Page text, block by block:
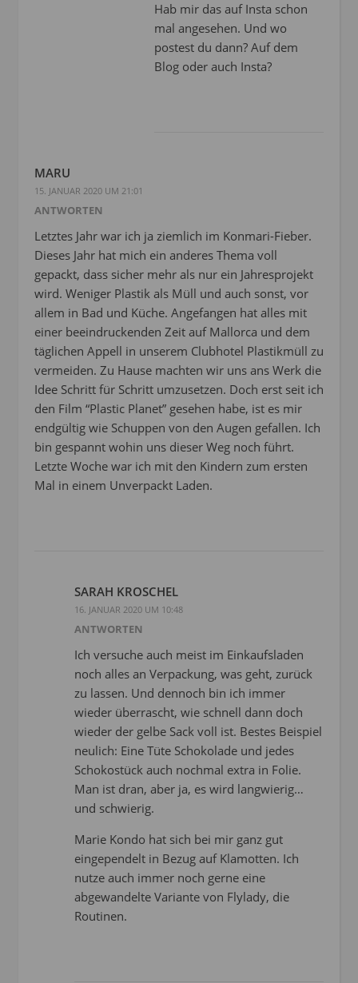
Hab mir das auf Insta schon
mal angesehen. Und wo
postest du dann? Auf dem
Blog oder auch Insta?
MARU
15. JANUAR 2020 UM 21:01
ANTWORTEN
Letztes Jahr war ich ja ziemlich im Konmari-Fieber.
Dieses Jahr hat mich ein anderes Thema voll
gepackt, dass sicher mehr als nur ein Jahresprojekt
wird. Weniger Plastik als Müll und auch sonst, vor
allem in Bad und Küche. Angefangen hat alles mit
einer beeindruckenden Zeit auf Mallorca und dem
täglichen Appell in unserem Clubhotel Plastikmüll zu
vermeiden. Zu Hause machten wir uns ans Werk die
Idee Schritt für Schritt umzusetzen. Doch erst seit ich
den Film “Plastic Planet” gesehen habe, ist es mir
endgültig wie Schuppen von den Augen gefallen. Ich
bin gespannt wohin uns dieser Weg noch führt.
Letzte Woche war ich mit den Kindern zum ersten
Mal in einem Unverpackt Laden.
SARAH KROSCHEL
16. JANUAR 2020 UM 10:48
ANTWORTEN
Ich versuche auch meist im Einkaufsladen
noch alles an Verpackung, was geht, zurück
zu lassen. Und dennoch bin ich immer
wieder überrascht, wie schnell dann doch
wieder der gelbe Sack voll ist. Bestes Beispiel
neulich: Eine Tüte Schokolade und jedes
Schokostück auch nochmal extra in Folie.
Man ist dran, aber ja, es wird langwierig…
und schwierig.
Marie Kondo hat sich bei mir ganz gut
eingependelt in Bezug auf Klamotten. Ich
nutze auch immer noch gerne eine
abgewandelte Variante von Flylady, die
Routinen.